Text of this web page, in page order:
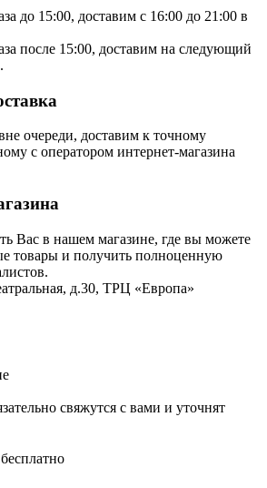
до 15:00, доставим с 16:00 до 21:00 в
после 15:00, доставим на следующий
очереди, доставим к точному
с оператором интернет-магазина
Вас в нашем магазине, где вы можете
товары и получить полноценную
д.30, ТРЦ «Европа»
свяжутся с вами и уточнят